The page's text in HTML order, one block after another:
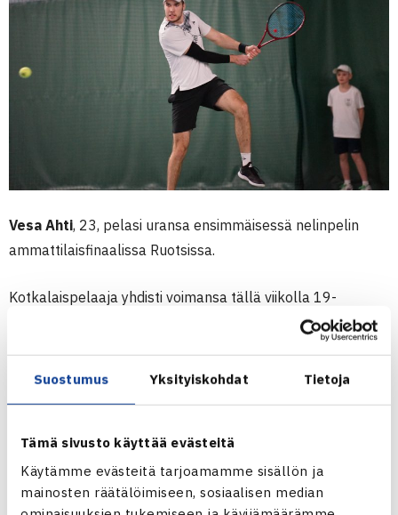
Suostumus Yksityiskohdat Tietoja
Tämä sivusto käyttää evästeitä
Käytämme evästeitä tarjoamamme sisällön ja
mainosten räätälöimiseen, sosiaalisen median
Vesa Ahti, 23, pelasi uransa ensimmäisessä nelinpelin
ammattilaisfinaalissa Ruotsissa.
Kotkalaispelaaja yhdisti voimansa tällä viikolla 19-
Arslanbek Temirhanovinkanssa.
Sijoittamaton voimakaksikko tiputti jo puolivälierässä
toiseksi sijoitetun parinFilip Bergevi/ Simon Freund
Hussey /Johannus Mondayvastaan.
Finaali alkoi erinomaisesti syötönpidolla ja murrolla